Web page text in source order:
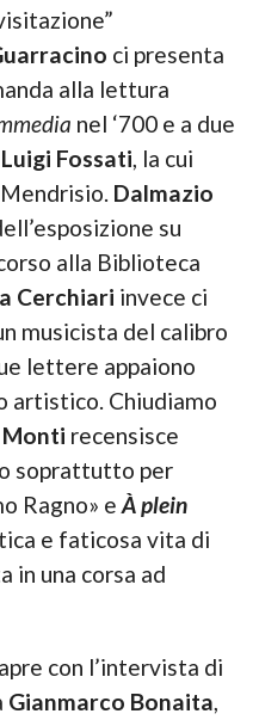
ci presenta
alla lettura
nel ‘700 e a due
Fossati , la cui
Dalmazio
su
alla Biblioteca
Cerchiari invece ci
musicista del calibro
lettere appaiono
artistico. Chiudiamo
Monti recensisce
soprattutto per
Ragno» e À plein
e faticosa vita di
in una corsa ad
con l’intervista di
Gianmarco Bonaita